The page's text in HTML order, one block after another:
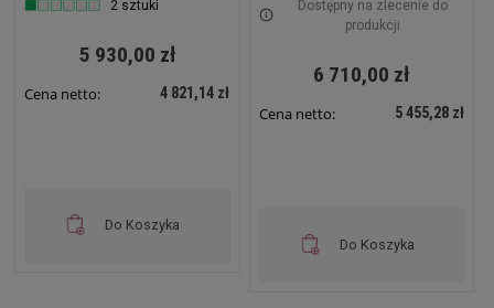
2 sztuki
5 930,00 zł
Cena netto: 4 821,14 zł
Do Koszyka
Zewnętrzny RS-KLM-
Dostępny na zlecenie do
produkcji
6 710,00 zł
Cena netto: 5 455,28 zł
Do Koszyka